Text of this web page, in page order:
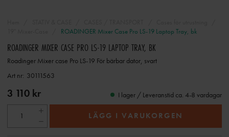
ROADINGER Mixer Case Pro LS-19 Laptop Tray, bk
ROADINGER MIXER CASE PRO LS-19 LAPTOP TRAY, BK
Roadinger Mixer case Pro LS-19 För bärbar dator, svart
Art nr: 30111563
3 110 kr I lager / Leveranstid ca. 4-8 vardagar
LÄGG I VARUKORGEN